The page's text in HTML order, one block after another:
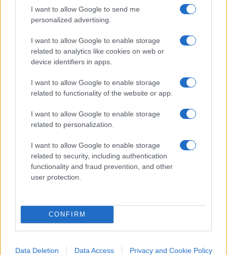
I want to allow Google to send me
personalized advertising.
I want to allow Google to enable storage
related to analytics like cookies on web or
device identifiers in apps.
I want to allow Google to enable storage
related to functionality of the website or app.
I want to allow Google to enable storage
related to personalization.
I want to allow Google to enable storage
related to security, including authentication
functionality and fraud prevention, and other
user protection.
CONFIRM
Data Deletion Data Access Privacy and Cookie Policy
IL PIÙ LETTO DEL MESE